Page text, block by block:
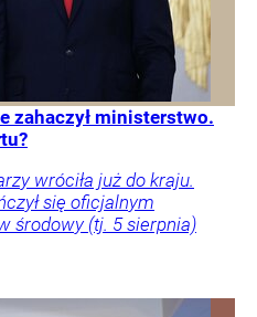
zahaczył ministerstwo.
wróciła już do kraju.
się oficjalnym
środowy (tj. 5 sierpnia)